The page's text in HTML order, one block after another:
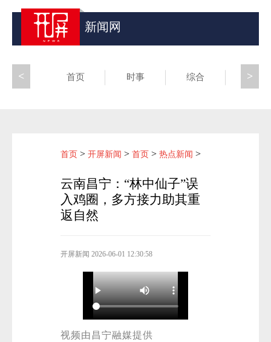
新闻网
首页 时事 综合 昆滇
>
<
首页 > 开屏新闻 > 首页 > 热点新闻 >
云南昌宁：“林中仙子”误
入鸡圈，多方接力助其重
返自然
开屏新闻 2026-06-01 12:30:58
视频由昌宁融媒提供